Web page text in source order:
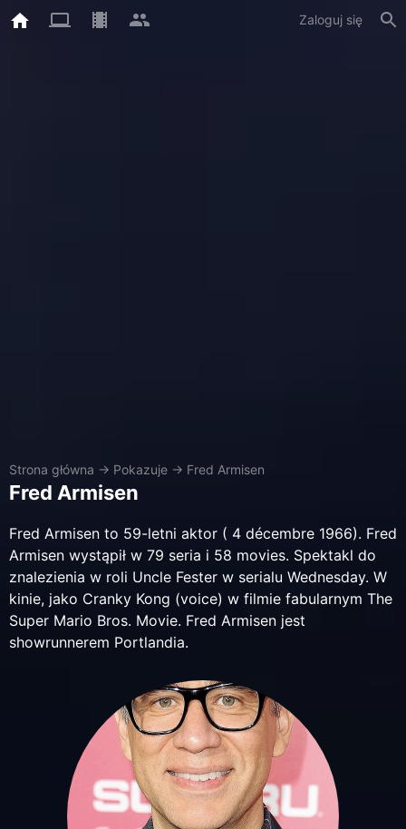
Zaloguj się
Strona główna → Pokazuje → Fred Armisen
Fred Armisen
Fred Armisen to 59-letni aktor ( 4 décembre 1966). Fred
Armisen wystąpił w 79 seria i 58 movies. Spektakl do
znalezienia w roli Uncle Fester w serialu Wednesday. W
kinie, jako Cranky Kong (voice) w filmie fabularnym The
Super Mario Bros. Movie. Fred Armisen jest
showrunnerem Portlandia.